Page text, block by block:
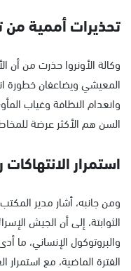
تحذيرات أممية
وكالة الأونروا حذرت من أن
المعيشي ويضاعفان خطورة
وانعدام النظافة وغياب
السن هم الأكثر عرضة
استمرار
ومن جانبه، أشار مدير
الثوابتة، إلى أن الجيش
الفترة الماضية، مع